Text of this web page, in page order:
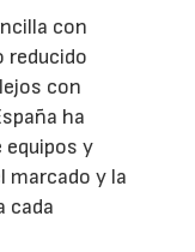
con
reducido
con
ha
equipos y
marcado y la
cada